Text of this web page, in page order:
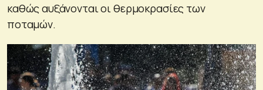
καθώς αυξάνονται οι θερμοκρασίες των
ποταμών.